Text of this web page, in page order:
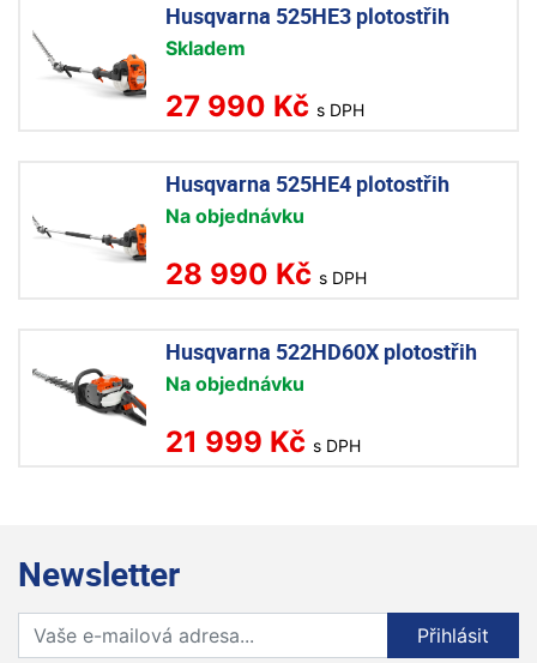
Husqvarna 525HE3 plotostřih
Skladem
27 990 Kč s DPH
Husqvarna 525HE4 plotostřih
Na objednávku
28 990 Kč s DPH
Husqvarna 522HD60X plotostřih
Na objednávku
21 999 Kč s DPH
Newsletter
Přihlaste se k odběru novinek
Přihlásit